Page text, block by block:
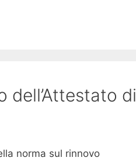
dell’Attestato di
norma sul rinnovo